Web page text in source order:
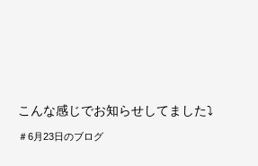
こんな感じでお知らせしてました⤵
＃6月23日のブログ